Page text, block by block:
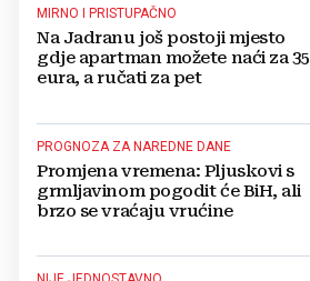
MIRNO I PRISTUPAČNO
Na Jadranu još postoji mjesto
gdje apartman možete naći za 35
eura, a ručati za pet
PROGNOZA ZA NAREDNE DANE
Promjena vremena: Pljuskovi s
grmljavinom pogodit će BiH, ali
brzo se vraćaju vrućine